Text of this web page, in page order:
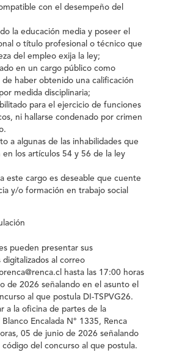
con el desempeño del
la educación media y poseer el
o título profesional o técnico que
del empleo exija la ley;
en un cargo público como
de haber obtenido una calificación
medida disciplinaria;
para el ejercicio de funciones
ni hallarse condenado por crimen
a algunas de las inhabilidades que
en los artículos 54 y 56 de la ley
este cargo es deseable que cuente
y/o formación en trabajo social
pueden presentar sus
al correo
hasta las 17:00 horas
de 2026 señalando en el asunto el
al que postula DI-TSPVG26.
a la oficina de partes de la
Encalada N° 1335, Renca
05 de junio de 2026 señalando
del concurso al que postula.